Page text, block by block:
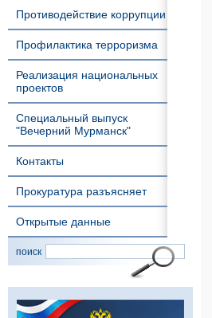
Противодействие коррупции
Профилактика терроризма
Реализация национальных
проектов
Специальный выпуск
"Вечерний Мурманск"
Контакты
Прокуратура разъясняет
Открытые данные
поиск